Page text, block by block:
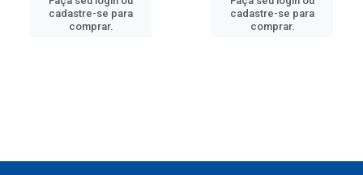
cadastre-se para
comprar.
cadastre-se para
comprar.